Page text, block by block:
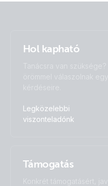
Hol kapható
Tanácsra van
örömmel válaszolnak
kérdéseire.
Legközelebbi
viszonteladónk
Támogatás
Konkrét támogatásért,